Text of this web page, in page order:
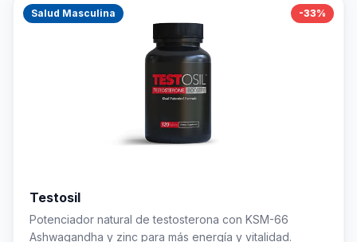
Salud Masculina -33%
Testosil
Potenciador natural de testosterona con KSM-66
Ashwagandha y zinc para más energía y vitalidad.